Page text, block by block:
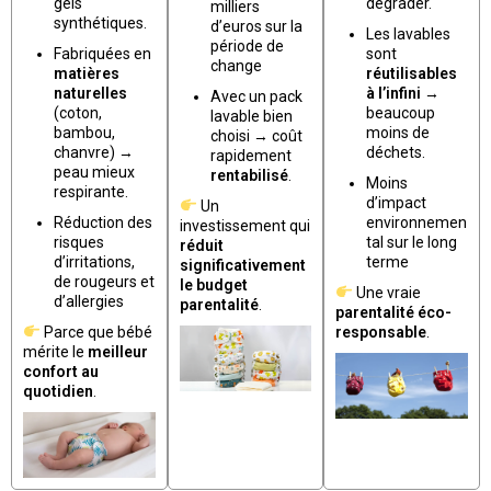
synthétiques.
Fabriquées en
matières
naturelles
(coton,
bambou,
chanvre) →
peau mieux
respirante.
Réduction des
risques
d’irritations,
de rougeurs et
d’allergies
Parce que bébé
mérite le meilleur
confort au
quotidien
milliers
d’euros sur la
période de
change
Avec un pack
lavable bien
choisi → coût
rapidement
rentabilisé.
Un
investissement qui
réduit
significativement
le budget
parentalité.
Les lavables
sont
réutilisables
à l’infini →
beaucoup
moins de
déchets.
Moins
d’impact
environnemen
tal sur le long
terme
Une vraie
parentalité éco-
responsable